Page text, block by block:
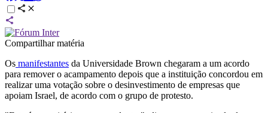
Compartilhar matéria
Os manifestantes da Universidade Brown chegaram a um acordo
para remover o acampamento depois que a instituição concordou em
realizar uma votação sobre o desinvestimento de empresas que
apoiam Israel, de acordo com o grupo de protesto.